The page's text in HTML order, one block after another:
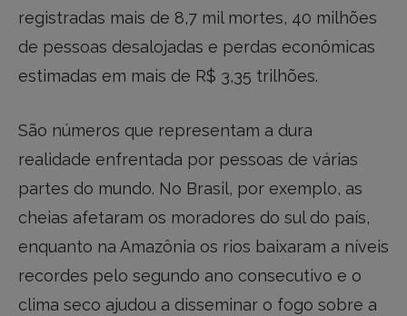
registradas mais de 8,7 mil mortes, 40 milhões
de pessoas desalojadas e perdas econômicas
estimadas em mais de R$ 3,35 trilhões.
São números que representam a dura
realidade enfrentada por pessoas de várias
partes do mundo. No Brasil, por exemplo, as
cheias afetaram os moradores do sul do país,
enquanto na Amazônia os rios baixaram a níveis
recordes pelo segundo ano consecutivo e o
clima seco ajudou a disseminar o fogo sobre a